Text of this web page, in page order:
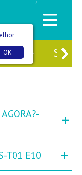
/
DOM 24 SEG
+
T01 E10 +
OK